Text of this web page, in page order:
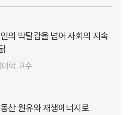
의 박탈감을 넘어 사회의 지속
학 교수
산 원유와 재생에너지로